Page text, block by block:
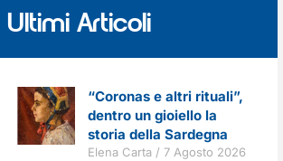
Ultimi Articoli
“Coronas e altri rituali”,
dentro un gioiello la
storia della Sardegna
Elena Carta 7 Agosto 2026